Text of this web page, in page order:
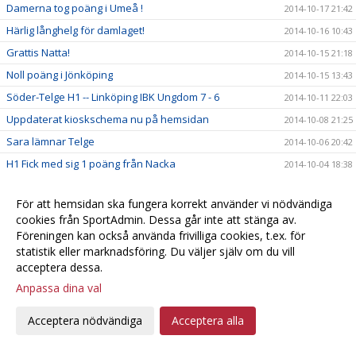
Damerna tog poäng i Umeå ! 2014-10-17 21:42
Härlig långhelg för damlaget! 2014-10-16 10:43
Grattis Natta! 2014-10-15 21:18
Noll poäng i Jönköping 2014-10-15 13:43
Söder-Telge H1 -- Linköping IBK Ungdom 7 - 6 2014-10-11 22:03
Uppdaterat kioskschema nu på hemsidan 2014-10-08 21:25
Sara lämnar Telge 2014-10-06 20:42
H1 Fick med sig 1 poäng från Nacka 2014-10-04 18:38
Håll koll på ditt favoritlag! 2014-09-29 20:18
SSL - Vinst mot Huddinge 2014-09-28 14:51
Inför Telge - Huddinge 2014-09-26 13:56
Första SSL-segern!
Referat från Endre-matchen
H1 räckte inte till i premiären förlust 3-6
För att hemsidan ska fungera korrekt använder vi nödvändiga
cookies från SportAdmin. Dessa går inte att stänga av.
Föreningen kan också använda frivilliga cookies, t.ex. för
statistik eller marknadsföring. Du väljer själv om du vill
acceptera dessa.
Anpassa dina val
Acceptera nödvändiga Acceptera alla